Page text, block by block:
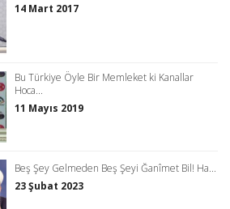
14 Mart 2017
Bu Türkiye Öyle Bir Memleket ki Kanallar
Hoca...
11 Mayıs 2019
Beş Şey Gelmeden Beş Şeyi Ğanîmet Bil! Ha...
23 Şubat 2023